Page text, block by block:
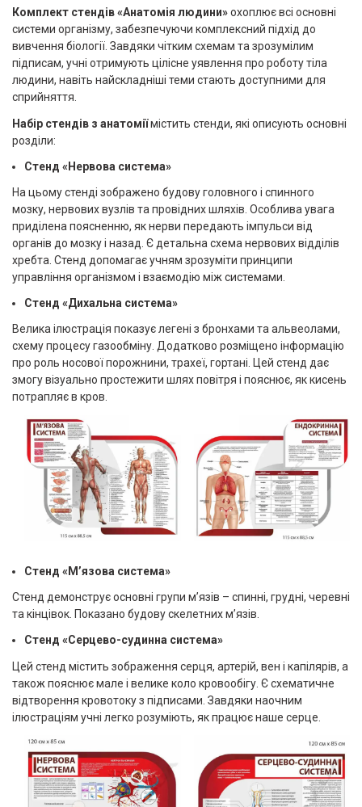
Комплект стендів «Анатомія людини»охоплює всі основні
системи організму, забезпечуючи комплексний підхід до
вивчення біології. Завдяки чітким схемам та зрозумілим
підписам, учні отримують цілісне уявлення про роботу тіла
людини, навіть найскладніші теми стають доступними для
сприйняття.
Набір стендів з анатоміїмістить стенди, які описують основні
розділи:
Стенд «Нервова система»
На цьому стенді зображено будову головного і спинного
мозку, нервових вузлів та провідних шляхів. Особлива увага
приділена поясненню, як нерви передають імпульси від
органів до мозку і назад. Є детальна схема нервових відділів
хребта. Стенд допомагає учням зрозуміти принципи
управління організмом і взаємодію між системами.
Стенд «Дихальна система»
Велика ілюстрація показує легені з бронхами та альвеолами,
схему процесу газообміну. Додатково розміщено інформацію
про роль носової порожнини, трахеї, гортані. Цей стенд дає
змогу візуально простежити шлях повітря і пояснює, як кисень
потрапляє в кров.
Стенд «М’язова система»
Стенд демонструє основні групи м’язів – спинні, грудні, черевні
та кінцівок. Показано будову скелетних м’язів.
Стенд «Серцево-судинна система»
Цей стенд містить зображення серця, артерій, вен і капілярів, а
також пояснює мале і велике коло кровообігу. Є схематичне
відтворення кровотоку з підписами. Завдяки наочним
ілюстраціям учні легко розуміють, як працює наше серце.